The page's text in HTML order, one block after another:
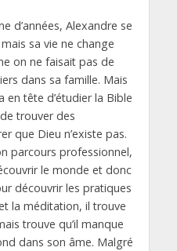
d’années, Alexandre se
sa vie ne change
on ne faisait pas de
dans sa famille. Mais
en tête d’étudier la Bible
trouver des
que Dieu n’existe pas.
parcours professionnel,
le monde et donc
découvrir les pratiques
la méditation, il trouve
trouve qu’il manque
dans son âme. Malgré